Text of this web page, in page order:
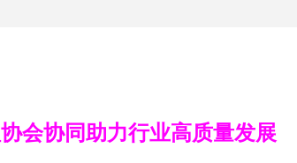
会协同助力行业高质量发展